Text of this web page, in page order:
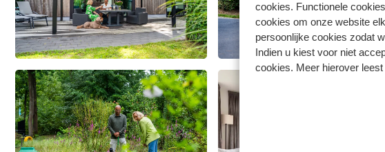
cookies. Functionele
cookies om onze website
persoonlijke cookies zodat
Indien u kiest voor niet
cookies. Meer hierover leest